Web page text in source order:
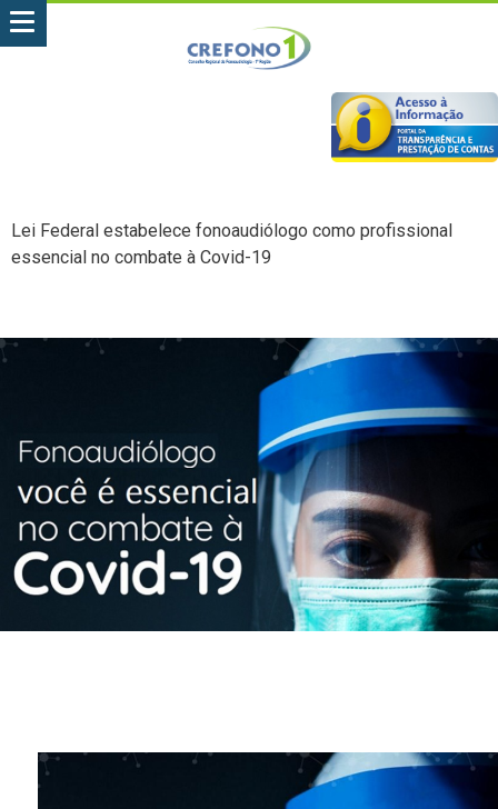
Lei Federal estabelece fonoaudiólogo como profissional
essencial no combate à Covid-19